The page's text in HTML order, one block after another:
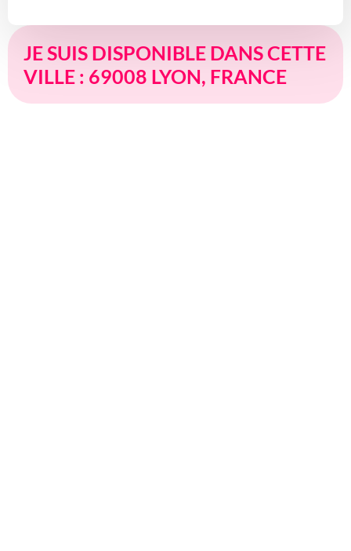
JE SUIS DISPONIBLE DANS CETTE
VILLE : 69008 LYON, FRANCE